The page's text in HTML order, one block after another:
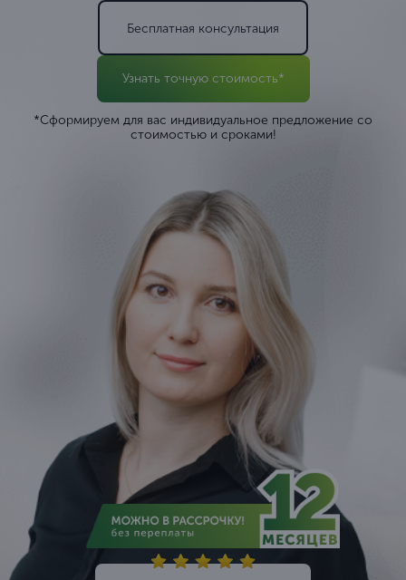
Бесплатная консультация
Узнать точную стоимость*
*Сформируем для вас индивидуальное предложение со
стоимостью и сроками!